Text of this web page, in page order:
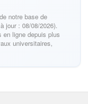
notre base de
jour : 08/08/2026).
en ligne depuis plus
universitaires,